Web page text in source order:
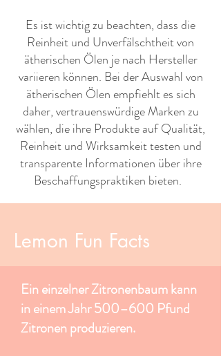
Es ist wichtig zu beachten, dass die
Reinheit und Unverfälschtheit von
ätherischen Ölen je nach Hersteller
variieren können. Bei der Auswahl von
ätherischen Ölen empfiehlt es sich
daher, vertrauenswürdige Marken zu
wählen, die ihre Produkte auf Qualität,
Reinheit und Wirksamkeit testen und
transparente Informationen über ihre
Beschaffungspraktiken bieten. ​ ​
Lemon Fun Facts
Ein einzelner Zitronenbaum kann
in einem Jahr 500–600 Pfund
Zitronen produzieren.